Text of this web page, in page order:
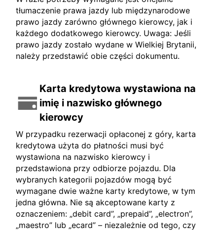
tłumaczenie prawa jazdy lub międzynarodowe
prawo jazdy zarówno głównego kierowcy, jak i
każdego dodatkowego kierowcy. Uwaga: Jeśli
prawo jazdy zostało wydane w Wielkiej Brytanii,
należy przedstawić obie części dokumentu.
Karta kredytowa wystawiona na
imię i nazwisko głównego
kierowcy
W przypadku rezerwacji opłaconej z góry, karta
kredytowa użyta do płatności musi być
wystawiona na nazwisko kierowcy i
przedstawiona przy odbiorze pojazdu. Dla
wybranych kategorii pojazdów mogą być
wymagane dwie ważne karty kredytowe, w tym
jedna główna. Nie są akceptowane karty z
oznaczeniem: „debit card”, „prepaid”, „electron”,
„maestro” lub „ecard” – niezależnie od tego, czy